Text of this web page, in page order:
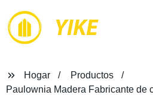
YIKE
Hogar
Productos
Paulownia Madera Fabricante de